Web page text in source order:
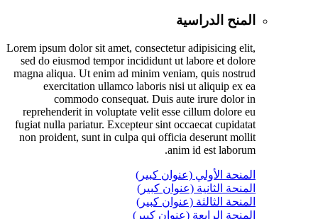
المنح الدراسية
Lorem ipsum dolor sit amet, consectetur adipisicing elit,
sed do eiusmod tempor incididunt ut labore et dolore
magna aliqua. Ut enim ad minim veniam, quis nostrud
exercitation ullamco laboris nisi ut aliquip ex ea
commodo consequat. Duis aute irure dolor in
reprehenderit in voluptate velit esse cillum dolore eu
fugiat nulla pariatur. Excepteur sint occaecat cupidatat
non proident, sunt in culpa qui officia deserunt mollit
anim id est laborum.
المنحة الأولي (عنوان كبير)
المنحة الثانية (عنوان كبير)
المنحة الثالثة (عنوان كبير)
المنحة الرابعة (عنوان كبير)